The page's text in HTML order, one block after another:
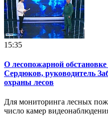
15:35
О лесопожарной
Сердюков, руководитель
охраны лесов
Для мониторинга лесных
число камер